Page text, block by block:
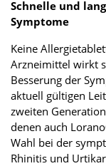
Schnelle und
Symptome
Keine
Arzneimittel wirkt
Besserung der
aktuell gültigen
zweiten
denen auch
Wahl bei der
Rhinitis und